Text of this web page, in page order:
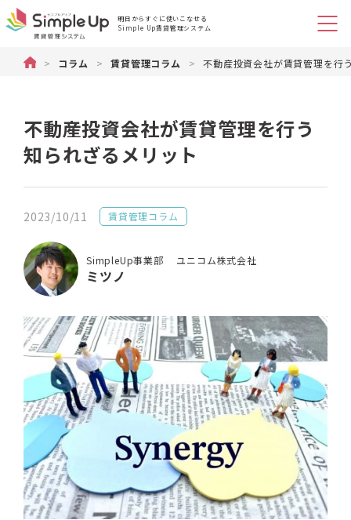
明日からすぐに使いこなせる
Simple Up賃貸管理システム
不動産管理のSimple Up（シンプルアップ）賃貸物件管理システム
> コラム > 賃貸管理コラム > 不動産投資会社が賃貸管理を行
不動産投資会社が賃貸管理を行う
知られざるメリット
2023/10/11 賃貸管理コラム
SimpleUp事業部 ユニコム株式会社
ミツノ